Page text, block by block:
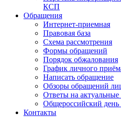
КСП
Обращения
Интернет-приемная
Правовая база
Схема рассмотрения
Формы обращений
Порядок обжалования
График личного
Написать обращение
Обзоры обращений
Ответы на
Общероссийский день
Контакты